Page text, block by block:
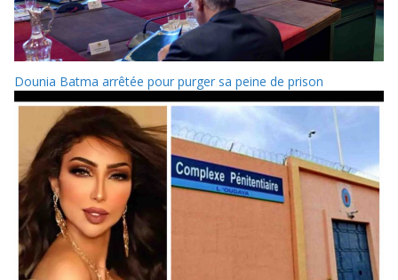
Dounia Batma arrêtée pour purger sa peine de prison